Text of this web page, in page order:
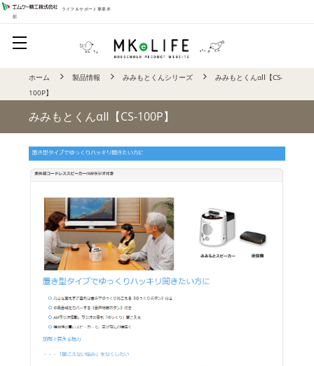
ライフ＆サポート事業本
部
ホーム 製品情報 みみもとくんシリーズ
みみもとくんαⅡ【CS-
100P】
みみもとくんαⅡ【CS-100P】